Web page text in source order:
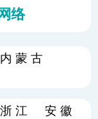
络
内蒙古
浙江
安徽